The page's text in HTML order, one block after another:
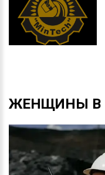
ЖЕНЩИНЫ В